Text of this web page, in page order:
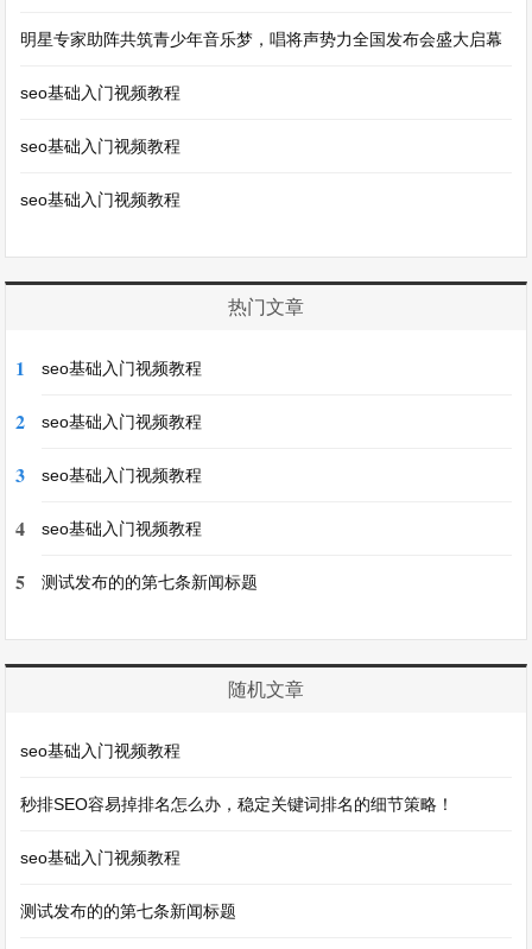
明星专家助阵共筑青少年音乐梦，唱将声势力全国发布会盛大启幕
seo基础入门视频教程
seo基础入门视频教程
seo基础入门视频教程
热门文章
1 seo基础入门视频教程
2 seo基础入门视频教程
3 seo基础入门视频教程
4 seo基础入门视频教程
5 测试发布的的第七条新闻标题
随机文章
seo基础入门视频教程
秒排SEO容易掉排名怎么办，稳定关键词排名的细节策略！
seo基础入门视频教程
测试发布的的第七条新闻标题